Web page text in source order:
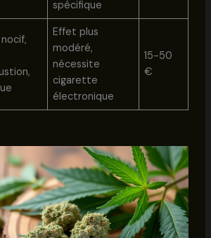
spécifique
Effet plus
modéré,
nécessite
cigarette
électronique
15-50
€